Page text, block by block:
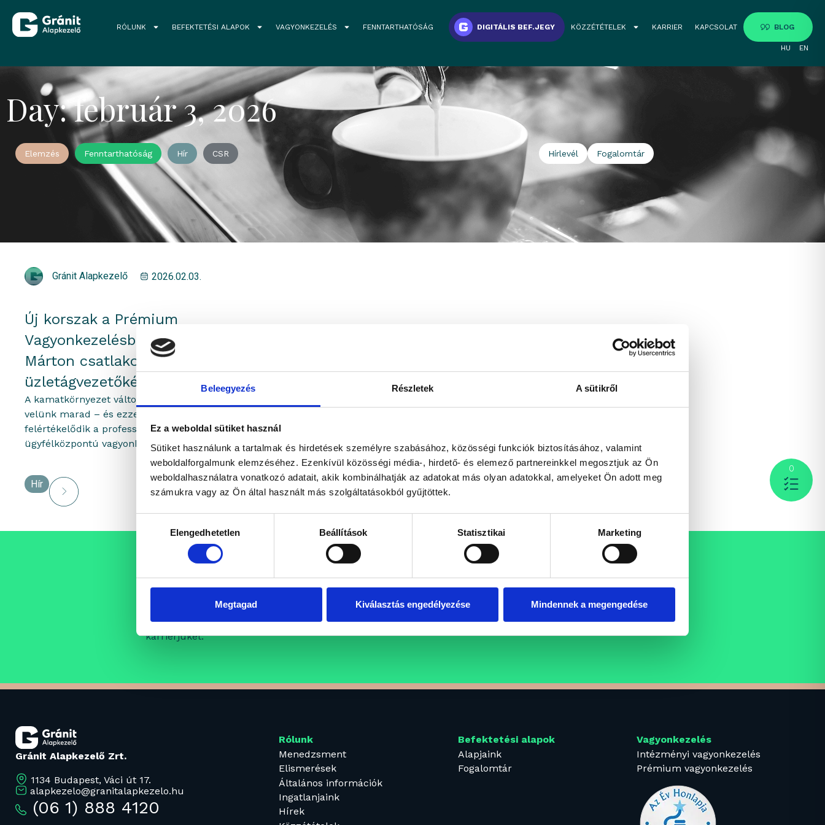
Beleegyezés Részletek A sütikről
Ez a weboldal sütiket használ
Sütiket használunk a tartalmak és hirdetések személyre szabásához, közösségi funkciók biztosításához, valamint
weboldalforgalmunk elemzéséhez. Ezenkívül közösségi média-, hirdető- és elemező partnereinkkel megosztjuk az Ön
weboldalhasználatra vonatkozó adatait, akik kombinálhatják az adatokat más olyan adatokkal, amelyeket Ön adott meg
számukra vagy az Ön által használt más szolgáltatásokból gyűjtöttek.
kiválasztásaElengedhetetlen Beállítások Statisztikai Marketing
Megtagad Kiválasztás engedélyezése Mindennek a megengedése
RÓLUNK BEFEKTETÉSI ALAPOK VAGYONKEZELÉS FENNTARTHATÓSÁG DIGITÁLIS BEF.JEGY KÖZZÉTÉTELEK KARRIER KAPCSOLAT BLOG
HU EN
Day: február 3, 2026
Elemzés Fenntarthatóság Hír CSR Hírlevél Fogalomtár
Gránit Alapkezelő 2026.02.03.
Új korszak a Prémium
Vagyonkezelésben: Braun
Márton csatlakozik
üzletágvezetőként
A kamatkörnyezet változik, a bizonytalanság
velünk marad – és ezzel párhuzamosan
felértékelődik a professzionális, átlátható és
ügyfélközpontú vagyonkezelés. A Gránit...
Hír
Állásajánlataink
Folyamatosan bővülő csapatunkba keressük azokat a
szakembereket, akik egy professzionális, inspiráló és
támogató szellemi műhely keretein belül folytatnák
karrierjüket.
ÁLLÁSAJÁNLATOK
Gránit Alapkezelő Zrt.
1134 Budapest, Váci út 17.
alapkezelo@granitalapkezelo.hu
(06 1) 888 4120
Rólunk
Menedzsment
Elismerések
Általános információk
Ingatlanjaink
Hírek
Befektetési alapok
Alapjaink
Fogalomtár
Vagyonkezelés
Intézményi vagyonkezelés
Prémium vagyonkezelés
0